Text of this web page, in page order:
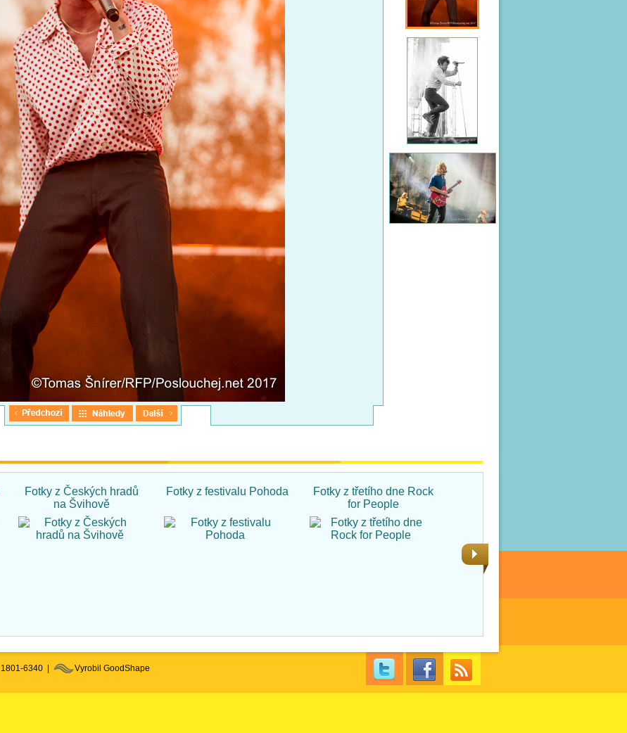
Fotky z Českých hradů
na Švihově
Fotky z festivalu Pohoda
Fotky z třetího dne Rock
for People
1801-6340 | Vyrobil GoodShape